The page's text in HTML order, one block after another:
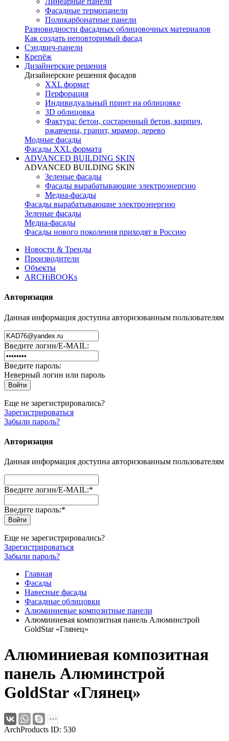
Фасадные термопанели
Поликарбонатные панели
Разновидности фасадных облицовочных материалов
Как создать неповторимый фасад
Сэндвич-панели
Крепёж
Дизайнерские решения
Дизайнерские решения фасадов
XXL формат
Перфорация
Индивидуальный принт на облицовке
3D облицовка
Фактура: бетон, состаренный бетон, кирпич,
ржавчены, гранит, мрамор, дерево
Модные фасады
Фасады XXL формата
ADVANCED BUILDING SKIN
ADVANCED BUILDING SKIN
Зеленые фасады
Фасады вырабатывающие электроэнергию
Медиа-фасады
Фасады вырабатывающие электроэнергию
Зеленые фасады
Медиа-фасады
Фасады нового поколения приходят в Россию
Новости & Тренды
Производители
Объекты
ARCHiBOOKs
Авторизация
Данная информация доступна авторизованным пользователям
Введите логин/E-MAIL:
Введите пароль:
Неверный логин или пароль
Еще не зарегистрировались?
Зарегистрироваться
Забыли пароль?
Авторизация
Данная информация доступна авторизованным пользователям
Введите логин/E-MAIL:*
Введите пароль:*
Еще не зарегистрировались?
Зарегистрироваться
Забыли пароль?
Главная
Фасады
Навесные фасады
Фасадные облицовки
Алюминиевые композитные панели
Алюминиевая композитная панель Алюминстрой
GoldStar «Глянец»
Алюминиевая композитная
панель Алюминстрой
GoldStar «Глянец»
ArchProducts ID: 530